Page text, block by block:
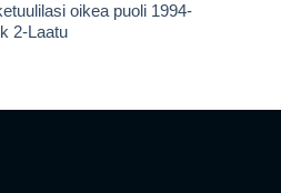
oikea puoli 1994-
2-Laatu